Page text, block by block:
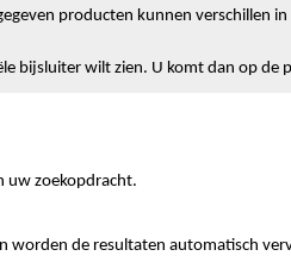
producten kunnen verschillen
bijsluiter wilt zien. U komt dan op
uw zoekopdracht.
worden de resultaten automatisch